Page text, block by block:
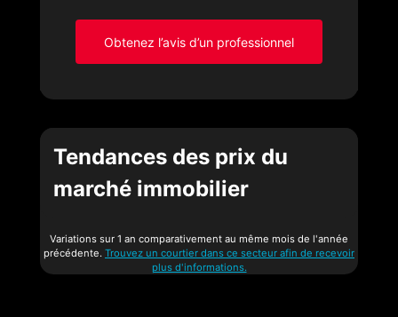
Obtenez l’avis d’un professionnel
Tendances des prix du
marché immobilier
Variations sur 1 an comparativement au même mois de l'année
précédente. Trouvez un courtier dans ce secteur afin de recevoir
plus d'informations.